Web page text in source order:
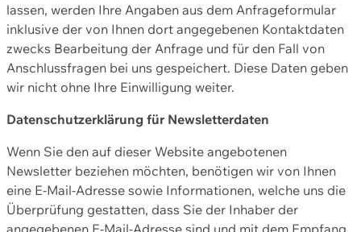
lassen, werden Ihre Angaben aus dem Anfrageformular
inklusive der von Ihnen dort angegebenen Kontaktdaten
zwecks Bearbeitung der Anfrage und für den Fall von
Anschlussfragen bei uns gespeichert. Diese Daten geben
wir nicht ohne Ihre Einwilligung weiter.
Datenschutzerklärung für Newsletterdaten
Wenn Sie den auf dieser Website angebotenen
Newsletter beziehen möchten, benötigen wir von Ihnen
eine E-Mail-Adresse sowie Informationen, welche uns die
Überprüfung gestatten, dass Sie der Inhaber der